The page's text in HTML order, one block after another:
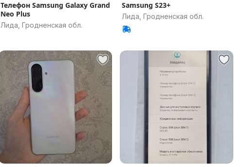
Телефон Samsung Galaxy Grand
Neo Plus
Лида, Гродненская обл.
Samsung S23+
Лида, Гродненская обл.